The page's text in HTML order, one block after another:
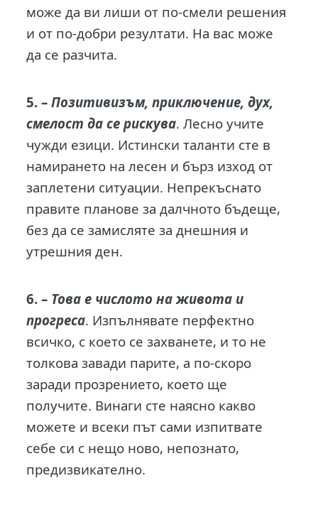
може да ви лиши от по-смели решения
и от по-добри резултати. На вас може
да се разчита.
5. – Позитивизъм, приключение, дух,
смелост да се рискува. Лесно учите
чужди езици. Истински таланти сте в
намирането на лесен и бърз изход от
заплетени ситуации. Непрекъснато
правите планове за далчното бъдеще,
без да се замисляте за днешния и
утрешния ден.
6. – Това е числото на живота и
прогреса. Изпълнявате перфектно
всичко, с което се захванете, и то не
толкова завади парите, а по-скоро
заради прозрението, което ще
получите. Винаги сте наясно какво
можете и всеки път сами изпитвате
себе си с нещо ново, непознато,
предизвикателно.